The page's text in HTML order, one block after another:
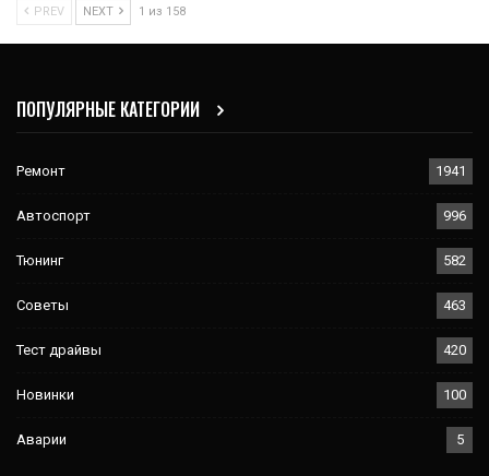
PREV NEXT 1 из 158
ПОПУЛЯРНЫЕ КАТЕГОРИИ
Ремонт 1941
Автоспорт 996
Тюнинг 582
Советы 463
Тест драйвы 420
Новинки 100
Аварии 5